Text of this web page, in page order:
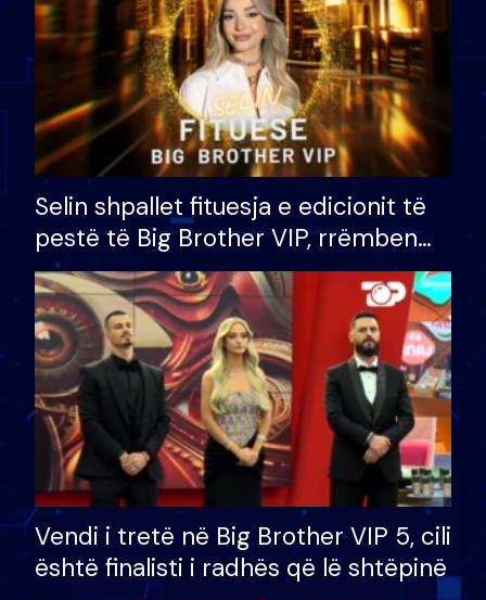
Selin shpallet fituesja e edicionit të
pestë të Big Brother VIP, rrëmben
çmimin e madh prej 100 mijë eurosh
Vendi i tretë në Big Brother VIP 5, cili
është finalisti i radhës që lë shtëpinë